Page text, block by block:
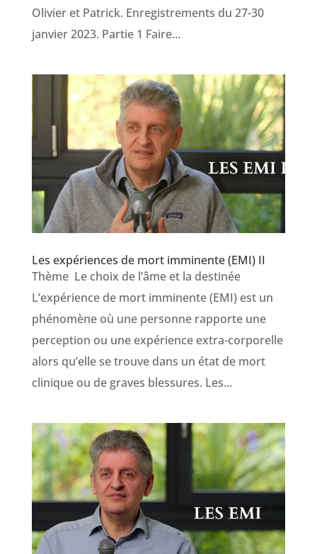
Olivier et Patrick. Enregistrements du 27-30
janvier 2023. Partie 1 Faire...
Les expériences de mort imminente (EMI) II
Thème Le choix de l’âme et la destinée
L’expérience de mort imminente (EMI) est un
phénomène où une personne rapporte une
perception ou une expérience extra-corporelle
alors qu’elle se trouve dans un état de mort
clinique ou de graves blessures. Les...